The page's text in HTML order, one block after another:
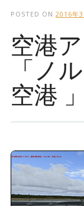
へ
ス
プ
POSTED ON 2016年3
空港
「ノ
空港 」